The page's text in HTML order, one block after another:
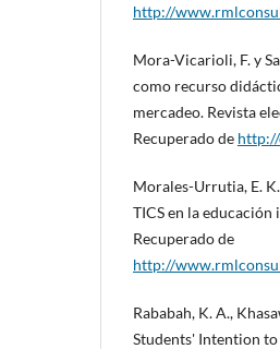
http://
Mora-Vicarioli, F. y
como recurso
mercadeo. Revista
Recuperado de
Morales-Urrutia, E.
TICS en la
Recuperado de
http://
Rababah, K. A.,
Students' Intention